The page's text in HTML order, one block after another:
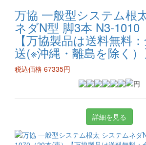
万協 一般型システム根
ネダN型 脚3本 N3-1010
【万協製品は送料無料
送(※沖縄・離島を除く）
税込価格 67335円
詳細を見る